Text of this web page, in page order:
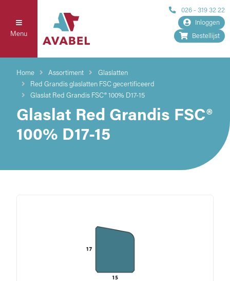
Menu
026 - 319 32 22
Inloggen
Bestellijst
Home Assortiment
Glaslatten
Red Grandis glaslatten FSC gecertificeerd
Glaslat Red Grandis FSC® 100% D17-15
Glaslat Red Grandis FSC®
100% D17-15